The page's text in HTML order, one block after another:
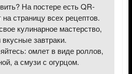
На постере есть QR-
страницу всех рецептов.
кулинарное мастерство,
вкусные завтраки.
омлет в виде роллов,
а смузи с огурцом.